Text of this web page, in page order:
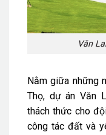
Văn
Nằm giữa những
Thọ, dự án Văn
thách thức cho
công tác đất và